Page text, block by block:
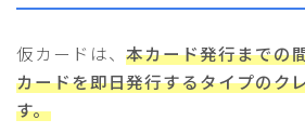
仮カードは、本カード発行までの
カードを即日発行するタイプのク
す。